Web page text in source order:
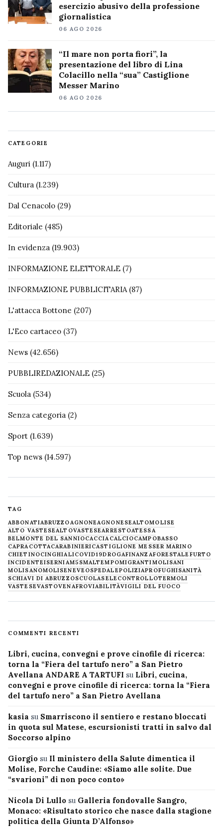
esercizio abusivo della professione
giornalistica
06 AGO 2026
“Il mare non porta fiori”, la
presentazione del libro di Lina
Colacillo nella “sua” Castiglione
Messer Marino
06 AGO 2026
CATEGORIE
Auguri (1.117)
Cultura (1.239)
Dal Cenacolo (29)
Editoriale (485)
In evidenza (19.903)
INFORMAZIONE ELETTORALE (7)
INFORMAZIONE PUBBLICITARIA(87)
L'attacca Bottone (207)
L'Eco cartaceo (37)
News (42.656)
PUBBLIREDAZIONALE (25)
Scuola (534)
Senza categoria (2)
Sport (1.639)
Top news (14.597)
TAG
ABBONATIABRUZZOAGNONEAGNONESEALTOMOLISE
ALTO VASTESEALTOVASTESEARRESTOATESSA
BELMONTE DEL SANNIOCACCIACALCIOCAMPOBASSO
CAPRACOTTACARABINIERICASTIGLIONE MESSER MARINO
CHIETINOCINGHIALICOVID19DROGAFINANZAFORESTALE FURTO
INCIDENTEISERNIAM5SMALTEMPOMIGRANTIMOLISANI
MOLISANOMOLISENEVE OSPEDALEPOLIZIAPROFUGHISANITÀ
SCHIAVI DI ABRUZZOSCUOLASELECONTROLLOTERMOLI
VASTESEVASTOVENAFROVIABILITÀVIGILI DEL FUOCO
COMMENTI RECENTI
Libri, cucina, convegni e prove cinofile di ricerca:
torna la “Fiera del tartufo nero” a San Pietro
Avellana ANDARE A TARTUFI su Libri, cucina,
convegni e prove cinofile di ricerca: torna la “Fiera
del tartufo nero” a San Pietro Avellana
kasia su Smarriscono il sentiero e restano bloccati
in quota sul Matese, escursionisti tratti in salvo dal
Soccorso alpino
Giorgio su Il ministero della Salute dimentica il
Molise, Forche Caudine: «Siamo alle solite. Due
“svarioni” di non poco conto»
Nicola Di Lullo su Galleria fondovalle Sangro,
Monaco: «Risultato storico che nasce dalla stagione
politica della Giunta D’Alfonso»